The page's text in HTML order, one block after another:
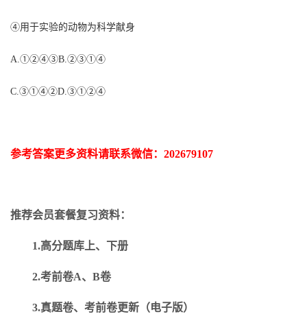
④用于实验的动物为科学献身
A.①②④③B.②③①④
C.③①④②D.③①②④
参考答案更多资料请联系微信： 202679107
推荐会员套餐复习资料：
1.高分题库上、下册
2.考前卷A、B卷
3.真题卷、考前卷更新（电子版）